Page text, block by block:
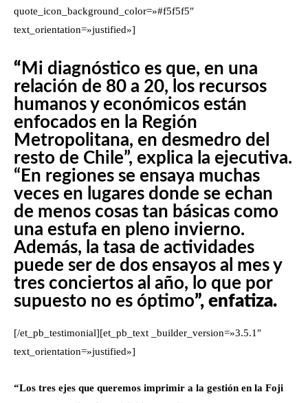
quote_icon_background_color=»#f5f5f5″
text_orientation=»justified»]
“ Mi diagnóstico es que, en una
relación de 80 a 20, los recursos
humanos y económicos están
enfocados en la Región
Metropolitana, en desmedro del
resto de Chile”, explica la ejecutiva.
“En regiones se ensaya muchas
veces en lugares donde se echan
de menos cosas tan básicas como
una estufa en pleno invierno.
Además, la tasa de actividades
puede ser de dos ensayos al mes y
tres conciertos al año, lo que por
supuesto no es óptimo”, enfatiza.
[/et_pb_testimonial][et_pb_text _builder_version=»3.5.1″
text_orientation=»justified»]
“Los tres ejes que queremos imprimir a la gestión en la Foji